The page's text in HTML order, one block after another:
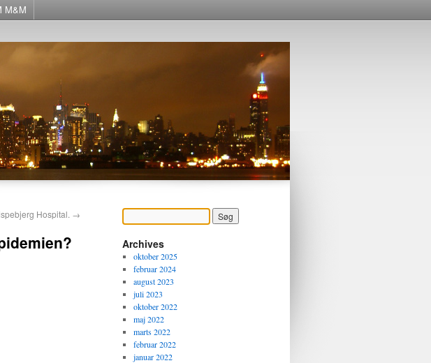
M&M
Hospital. →
Archives
oktober 2025
februar 2024
august 2023
juli 2023
oktober 2022
maj 2022
marts 2022
februar 2022
januar 2022